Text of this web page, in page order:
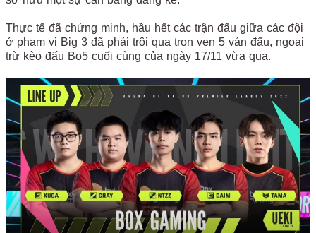
Thực tế đã chứng minh, hầu hết các trận đấu giữa các đội
ở phạm vi Big 3 đã phải trôi qua trọn vẹn 5 ván đấu, ngoại
trừ kèo đấu Bo5 cuối cùng của ngày 17/11 vừa qua.